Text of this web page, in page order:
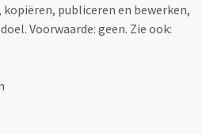
kopiëren, publiceren en bewerken,
Voorwaarde: geen. Zie ook: